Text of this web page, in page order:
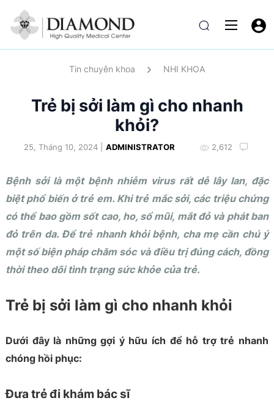
Tin chuyên khoa NHI KHOA
Trẻ bị sởi làm gì cho nhanh
khỏi?
25, Tháng 10, 2024 | ADMINISTRATOR 2,612
Bệnh sởi là một bệnh nhiễm virus rất dễ lây lan, đặc
biệt phổ biến ở trẻ em. Khi trẻ mắc sởi, các triệu chứng
có thể bao gồm sốt cao, ho, sổ mũi, mắt đỏ và phát ban
đỏ trên da. Để trẻ nhanh khỏi bệnh, cha mẹ cần chú ý
một số biện pháp chăm sóc và điều trị đúng cách, đồng
thời theo dõi tình trạng sức khỏe của trẻ.
Trẻ bị sởi làm gì cho nhanh khỏi
Dưới đây là những gợi ý hữu ích để hỗ trợ trẻ nhanh
chóng hồi phục:
Đưa trẻ đi khám bác sĩ